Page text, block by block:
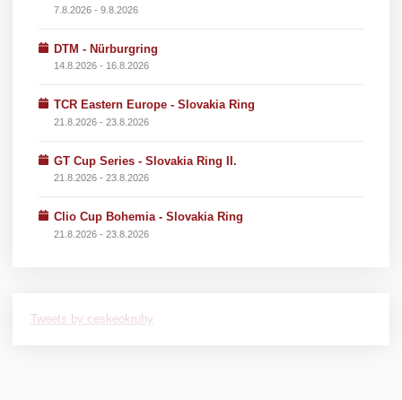
7.8.2026 - 9.8.2026
DTM - Nürburgring
14.8.2026 - 16.8.2026
TCR Eastern Europe - Slovakia Ring
21.8.2026 - 23.8.2026
GT Cup Series - Slovakia Ring II.
21.8.2026 - 23.8.2026
Clio Cup Bohemia - Slovakia Ring
21.8.2026 - 23.8.2026
Tweets by ceskeokruhy